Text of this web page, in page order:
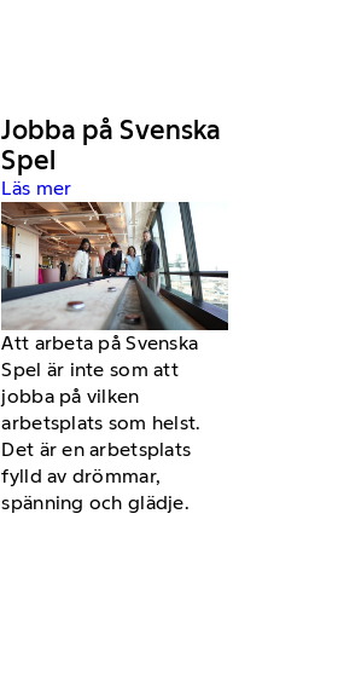
Jobba på Svenska
Spel
Läs mer
Att arbeta på Svenska
Spel är inte som att
jobba på vilken
arbetsplats som helst.
Det är en arbetsplats
fylld av drömmar,
spänning och glädje.